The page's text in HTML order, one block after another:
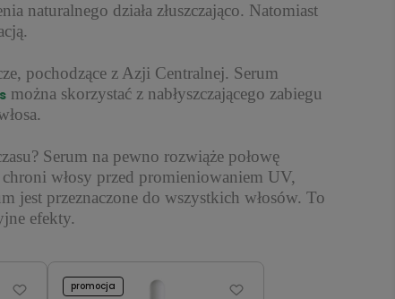
działa złuszczająco. Natomiast
pochodzące z Azji Centralnej. Serum
można skorzystać z nabłyszczającego zabiegu
Serum na pewno rozwiąże połowę
włosy przed promieniowaniem UV,
jest przeznaczone do wszystkich włosów. To
efekty.
promocja